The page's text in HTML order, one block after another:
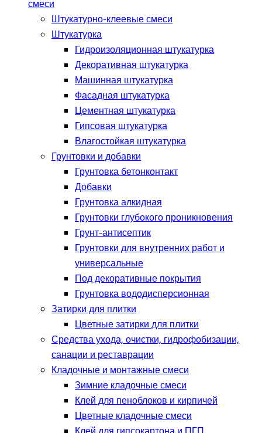
смеси
Штукатурно-клеевые смеси
Штукатурка
Гидроизоляционная штукатурка
Декоративная штукатурка
Машинная штукатурка
Фасадная штукатурка
Цементная штукатурка
Гипсовая штукатурка
Влагостойкая штукатурка
Грунтовки и добавки
Грунтовка бетонконтакт
Добавки
Грунтовка алкидная
Грунтовки глубокого проникновения
Грунт-антисептик
Грунтовки для внутренних работ и
универсальные
Под декоративные покрытия
Грунтовка вододисперсионная
Затирки для плитки
Цветные затирки для плитки
Средства ухода, очистки, гидрофобизации,
санации и реставрации
Кладочные и монтажные смеси
Зимние кладочные смеси
Клей для пеноблоков и кирпичей
Цветные кладочные смеси